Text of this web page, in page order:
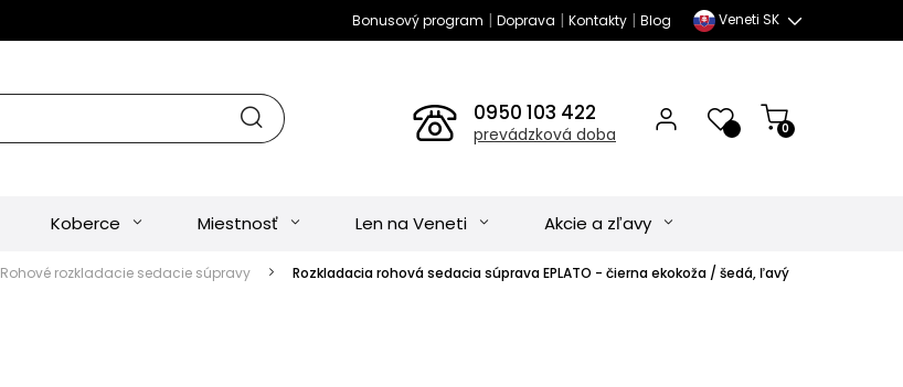
Bonusový program | Doprava | Kontakty| Blog Veneti SK
0950 103 422
prevádzková doba 0
Koberce Miestnosť Len na Veneti Akcie a zľavy
Rohové rozkladacie sedacie súpravy
Rozkladacia rohová sedacia súprava EPLATO - čierna ekokoža / šedá, ľavý